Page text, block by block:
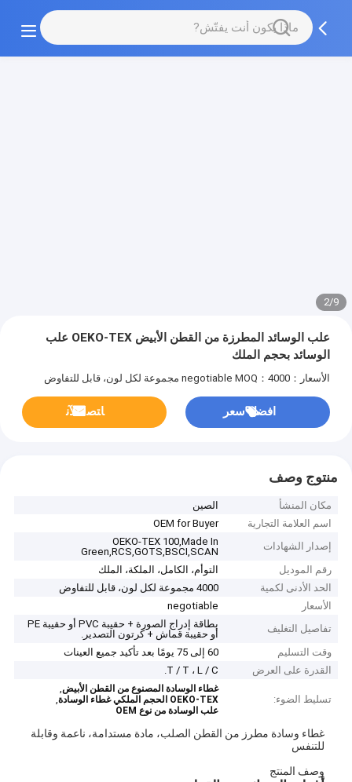
2/9
علب الوسائد المطرزة من القطن الأبيض OEKO-TEX علب
الوسائد بحجم الملك
الأسعار：negotiable MOQ：4000 مجموعة لكل لون، قابل للتفاوض
افضل سعر ﺎﺘﺼﻟ ﺍﻶﻧ
منتوج وصف
مكان المنشأ
الصين
اسم العلامة التجارية
OEM for Buyer
إصدار الشهادات
OEKO-TEX 100,Made In
Green,RCS,GOTS,BSCI,SCAN
رقم الموديل
التوأم، الكامل، الملكة، الملك
الحد الأدنى لكمية
4000 مجموعة لكل لون، قابل للتفاوض
الأسعار
negotiable
تفاصيل التغليف
بطاقة إدراج الصورة + حقيبة PVC أو حقيبة PE
أو حقيبة قماش + كرتون التصدير.
وقت التسليم
60 إلى 75 يومًا بعد تأكيد جميع العينات
القدرة على العرض
T / T ، L / C.
تسليط الضوء:
غطاء الوسادة المصنوع من القطن الأبيض,
OEKO-TEX الحجم الملكي غطاء الوسادة ,
علب الوسادة من نوع OEM
غطاء وسادة مطرز من القطن الصلب، مادة مستدامة، ناعمة وقابلة
للتنفس
وصف المنتج